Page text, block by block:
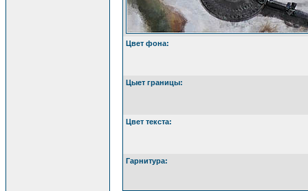
Цвет фона:
Цыет границы:
Цвет текста:
Гарнитура: